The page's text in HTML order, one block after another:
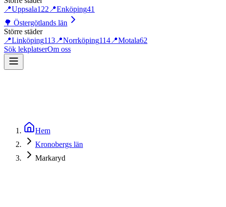
📍Uppsala122 📍Enköping41
🌳 Östergötlands län
Större städer
📍Linköping113 📍Norrköping114 📍Motala62
Sök lekplatserOm oss
Hem
Kronobergs län
Markaryd